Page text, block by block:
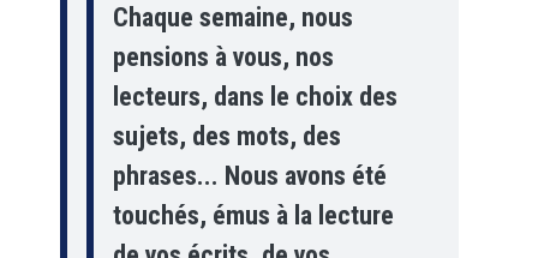
Chaque semaine, nous
pensions à vous, nos
lecteurs, dans le choix des
sujets, des mots, des
phrases... Nous avons été
touchés, émus à la lecture